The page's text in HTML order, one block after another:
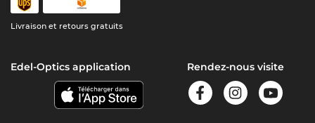
Livraison et retours gratuits
Edel-Optics application Rendez-nous visite